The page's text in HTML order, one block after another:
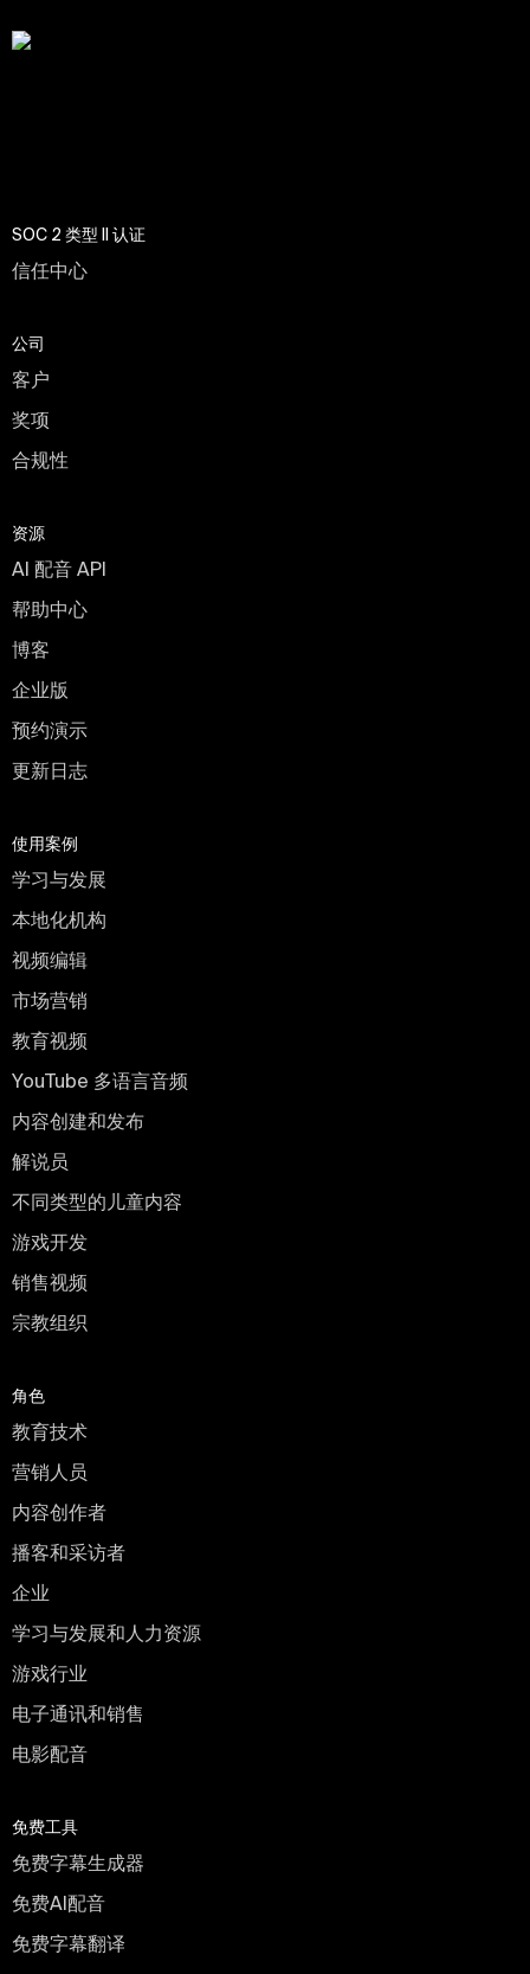
SOC 2 类型 II 认证
信任中心
公司
客户
奖项
合规性
资源
AI 配音 API
帮助中心
博客
企业版
预约演示
更新日志
使用案例
学习与发展
本地化机构
视频编辑
市场营销
教育视频
YouTube 多语言音频
内容创建和发布
解说员
不同类型的儿童内容
游戏开发
销售视频
宗教组织
角色
教育技术
营销人员
内容创作者
播客和采访者
企业
学习与发展和人力资源
游戏行业
电子通讯和销售
电影配音
免费工具
免费字幕生成器
免费AI配音
免费字幕翻译